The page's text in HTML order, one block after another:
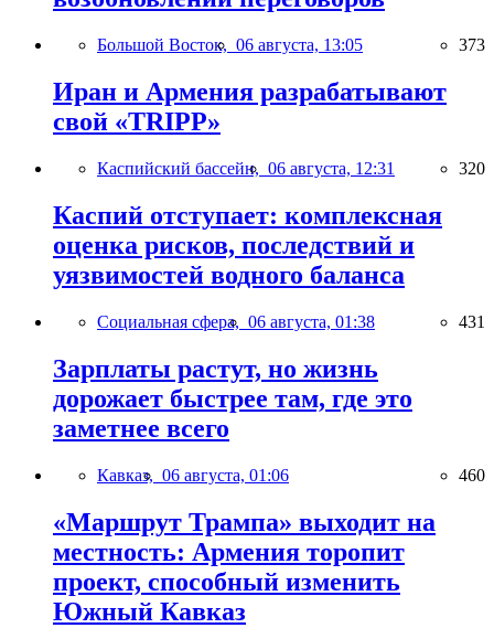
Большой Восток, 06 августа, 13:05 373
Иран и Армения разрабатывают
свой «TRIPP»
Каспийский бассейн, 06 августа, 12:31 320
Каспий отступает: комплексная
оценка рисков, последствий и
уязвимостей водного баланса
Социальная сфера, 06 августа, 01:38 431
Зарплаты растут, но жизнь
дорожает быстрее там, где это
заметнее всего
Кавказ, 06 августа, 01:06 460
«Маршрут Трампа» выходит на
местность: Армения торопит
проект, способный изменить
Южный Кавказ